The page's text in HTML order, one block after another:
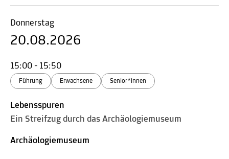
Donnerstag
20.08.2026
15:00 - 15:50
Führung Erwachsene Senior*innen
Lebensspuren
Ein Streifzug durch das Archäologiemuseum
Archäologiemuseum